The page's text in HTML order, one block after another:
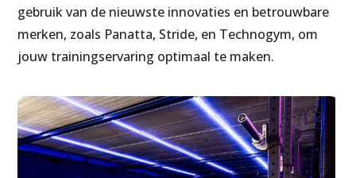
gebruik van de nieuwste innovaties en betrouwbare
merken, zoals Panatta, Stride, en Technogym, om
jouw trainingservaring optimaal te maken.